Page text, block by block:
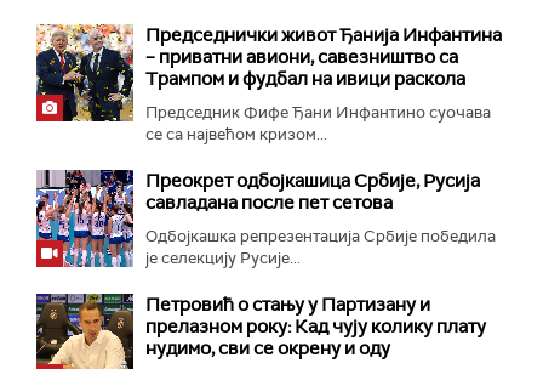
Председнички живот Ђанија Инфантина
– приватни авиони, савезништво са
Трампом и фудбал на ивици раскола
Председник Фифе Ђани Инфантино суочава
се са највећом кризом...
Преокрет одбојкашица Србије, Русија
савладана после пет сетова
Одбојкашка репрезентација Србије победила
је селекцију Русије...
Петровић о стању у Партизану и
прелазном року: Кад чују колику плату
нудимо, сви се окрену и оду